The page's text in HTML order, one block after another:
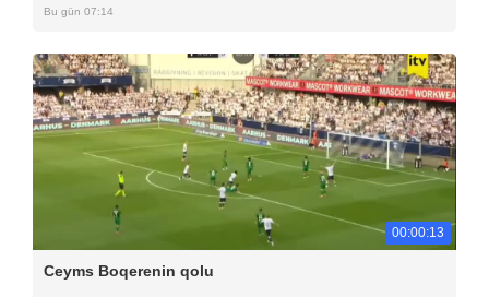
Bu gün 07:14
00:00:13
Ceyms Boqerenin qolu